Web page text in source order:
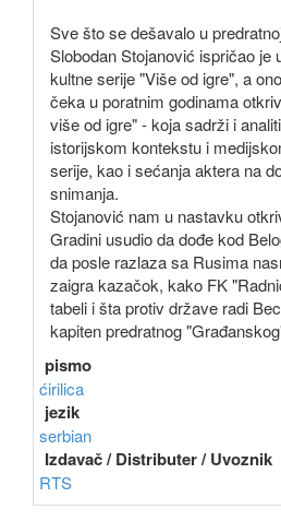
Sve što se dešavalo u
Slobodan Stojanović ispričao je
kultne serije "Više od igre", a
čeka u poratnim godinama
više od igre" - koja sadrži i
istorijskom kontekstu i
serije, kao i sećanja aktera na
snimanja.
Stojanović nam u nastavku
Gradini usudio da dođe kod
da posle razlaza sa Rusima
zaigra kazačok, kako FK
tabeli i šta protiv države radi
kapiten predratnog
pismo
ćirilica
jezik
serbian
Izdavač / Distributer / Uvoznik
RTS